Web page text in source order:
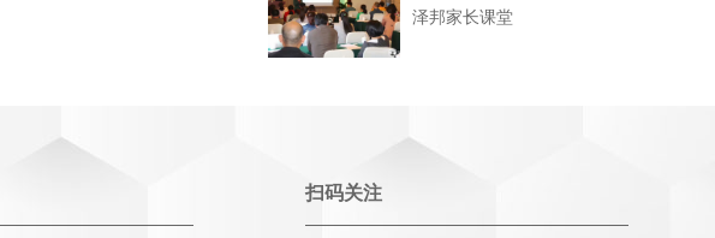
献礼双亲为主题的亲子活
泽邦家长课堂
扫码关注